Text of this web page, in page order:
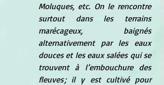
Moluques, etc. On le rencontre
surtout dans les terrains
marécageux, baignés
alternativement par les eaux
douces et les eaux salées qui se
trouvent à l’embouchure des
fleuves ; il y est cultivé pour